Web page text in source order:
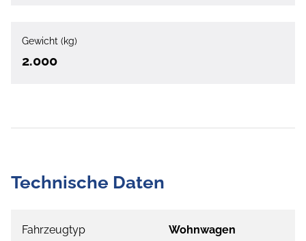
Gewicht (kg)
2.000
Technische Daten
Fahrzeugtyp Wohnwagen